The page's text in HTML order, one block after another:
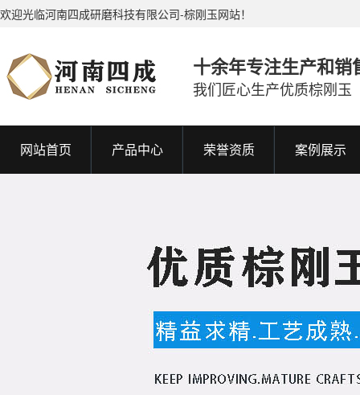
欢迎光临河南四成研磨科技有限公司-棕刚玉网站！
十余年专注生产和销
我们匠心生产优质棕刚玉
网站首页 产品中心 荣誉资质 案例展示